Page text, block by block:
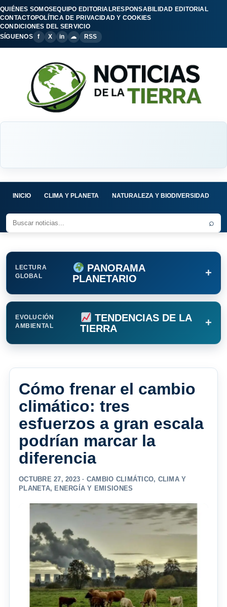
QUIÉNES SOMOSEQUIPO EDITORIALRESPONSABILIDAD EDITORIAL
CONTACTOPOLÍTICA DE PRIVACIDAD Y COOKIES
CONDICIONES DEL SERVICIO
SÍGUENOS
f X in ☁ RSS
INICIO CLIMA Y PLANETA NATURALEZA Y BIODIVERSIDAD
⌕
LECTURA
GLOBAL
PANORAMA
PLANETARIO
+
EVOLUCIÓN
AMBIENTAL
TENDENCIAS DE LA
TIERRA
+
Cómo frenar el cambio
climático: tres
esfuerzos a gran escala
podrían marcar la
diferencia
OCTUBRE 27, 2023 · CAMBIO CLIMÁTICO, CLIMA Y
PLANETA, ENERGÍA Y EMISIONES